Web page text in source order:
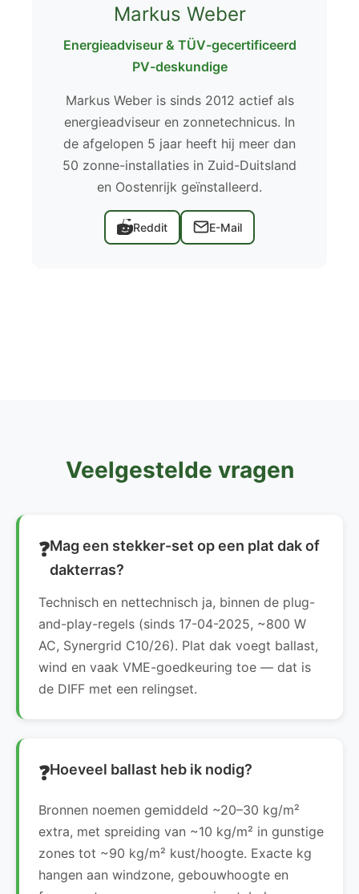
Markus Weber
Energieadviseur & TÜV-gecertificeerd
PV-deskundige
Markus Weber is sinds 2012 actief als
energieadviseur en zonnetechnicus. In
de afgelopen 5 jaar heeft hij meer dan
50 zonne-installaties in Zuid-Duitsland
en Oostenrijk geïnstalleerd.
Reddit E-Mail
Veelgestelde vragen
Mag een stekker-set op een plat dak of
dakterras?
Technisch en nettechnisch ja, binnen de plug-
and-play-regels (sinds 17-04-2025, ~800 W
AC, Synergrid C10/26). Plat dak voegt ballast,
wind en vaak VME-goedkeuring toe — dat is
de DIFF met een relingset.
Hoeveel ballast heb ik nodig?
Bronnen noemen gemiddeld ~20–30 kg/m²
extra, met spreiding van ~10 kg/m² in gunstige
zones tot ~90 kg/m² kust/hoogte. Exacte kg
hangen aan windzone, gebouwhoogte en